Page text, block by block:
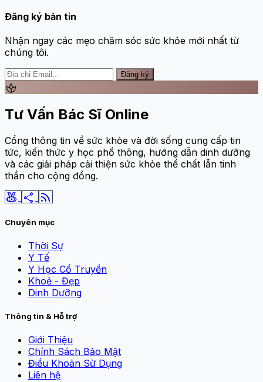
Đăng ký bản tin
Nhận ngay các mẹo chăm sóc sức khỏe mới nhất từ
chúng tôi.
Đăng ký
spa
Tư Vấn Bác Sĩ Online
Cổng thông tin về sức khỏe và đời sống cung cấp tin
tức, kiến thức y học phổ thông, hướng dẫn dinh dưỡng
và các giải pháp cải thiện sức khỏe thể chất lẫn tinh
thần cho cộng đồng.
social_leaderboard share rss_feed
Chuyên mục
Thời Sự
Y Tế
Y Học Cổ Truyền
Khoẻ - Đẹp
Dinh Dưỡng
Thông tin & Hỗ trợ
Giới Thiệu
Chính Sách Bảo Mật
Điều Khoản Sử Dụng
Liên hệ